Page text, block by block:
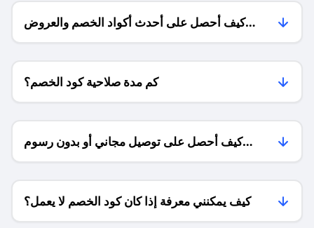
كيف أحصل على أحدث أكواد الخصم والعروض
للمتاجر؟
كم مدة صلاحية كود الخصم؟
كيف أحصل على توصيل مجاني أو بدون رسوم
الشحن ؟
كيف يمكنني معرفة إذا كان كود الخصم لا يعمل؟